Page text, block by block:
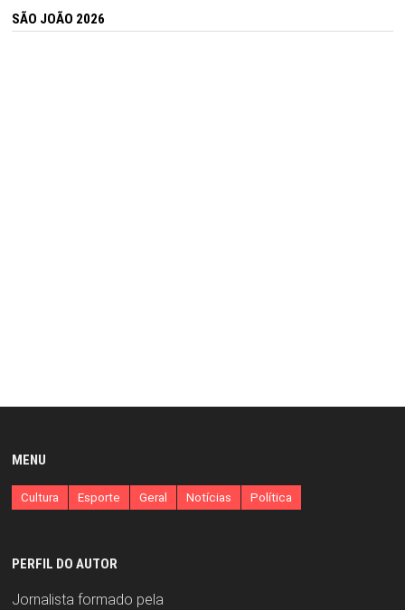
SÃO JOÃO 2026
MENU
Cultura Esporte Geral Notícias Política
PERFIL DO AUTOR
Jornalista formado pela